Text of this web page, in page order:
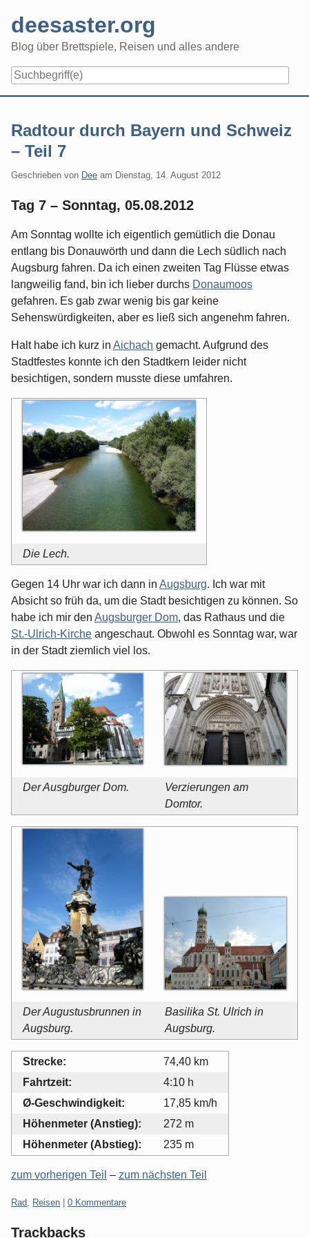
content
deesaster.org
Blog über Brettspiele, Reisen und alles andere
Radtour durch Bayern und Schweiz
– Teil 7
Geschrieben von Dee am Dienstag, 14. August 2012
Tag 7 – Sonntag, 05.08.2012
Am Sonntag wollte ich eigentlich gemütlich die Donau
entlang bis Donauwörth und dann die Lech südlich nach
Augsburg fahren. Da ich einen zweiten Tag Flüsse etwas
langweilig fand, bin ich lieber durchs Donaumoos
gefahren. Es gab zwar wenig bis gar keine
Sehenswürdigkeiten, aber es ließ sich angenehm fahren.
Halt habe ich kurz in Aichach gemacht. Aufgrund des
Stadtfestes konnte ich den Stadtkern leider nicht
besichtigen, sondern musste diese umfahren.
Die Lech.
Gegen 14 Uhr war ich dann in Augsburg. Ich war mit
Absicht so früh da, um die Stadt besichtigen zu können. So
habe ich mir den Augsburger Dom, das Rathaus und die
St.-Ulrich-Kirche angeschaut. Obwohl es Sonntag war, war
in der Stadt ziemlich viel los.
Der Ausgburger Dom.
Verzierungen am
Domtor.
Der Augustusbrunnen in
Augsburg.
Basilika St. Ulrich in
Augsburg.
Strecke:
74,40 km
Fahrtzeit:
4:10 h
Ø-Geschwindigkeit:
17,85 km/h
Höhenmeter (Anstieg):
272 m
Höhenmeter (Abstieg):
235 m
zum vorherigen Teil – zum nächsten Teil
Kategorien:
Rad, Reisen 0 Kommentare
Trackbacks